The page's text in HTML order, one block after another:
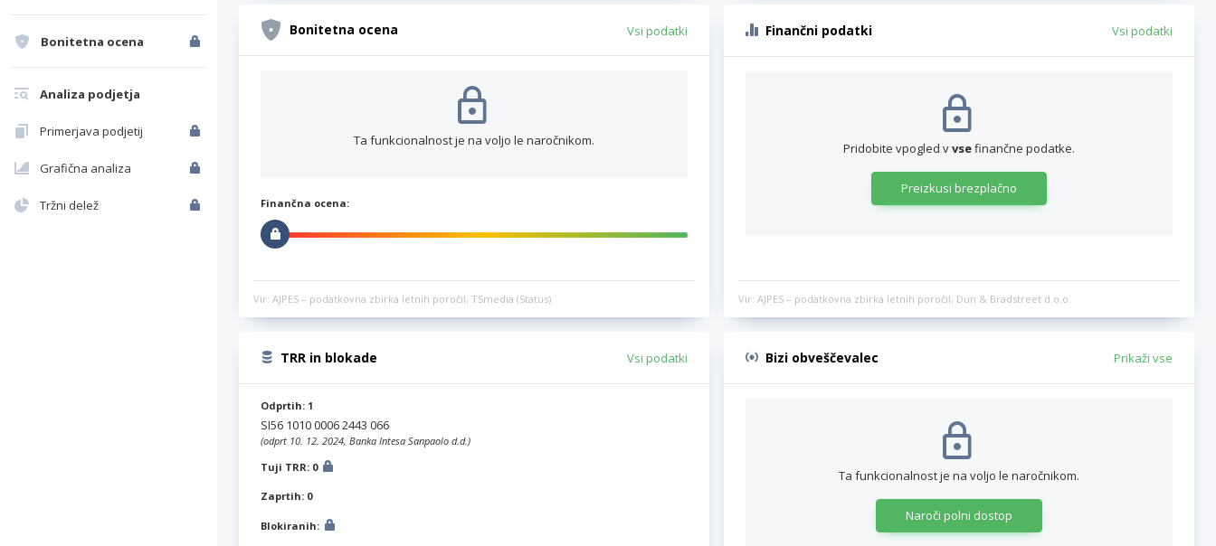
Bonitetna ocena
Analiza podjetja
Primerjava podjetij
Grafična analiza
Tržni delež
Bonitetna ocena Vsi podatki
Ta funkcionalnost je na voljo le naročnikom.
Finančna ocena:
Vir: AJPES – podatkovna zbirka letnih poročil, TSmedia (Status)
Finančni podatki Vsi podatki
Pridobite vpogled vvsefinančne podatke.
Preizkusi brezplačno
Vir: AJPES – podatkovna zbirka letnih poročil, Dun & Bradstreet d.o.o.
TRR in blokade Vsi podatki
Odprtih: 1
SI56 1010 0006 2443 066
(odprt 10. 12. 2024, Banka Intesa Sanpaolo d.d.)
Tuji TRR: 0
Zaprtih: 0
Blokiranih:
Bizi obveščevalec Prikaži vse
Ta funkcionalnost je na voljo le naročnikom.
Naroči polni dostop